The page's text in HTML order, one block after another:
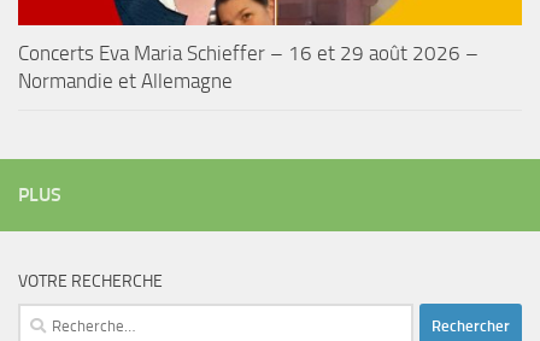
Concerts Eva Maria Schieffer – 16 et 29 août 2026 –
Normandie et Allemagne
PLUS
VOTRE RECHERCHE
Rechercher :